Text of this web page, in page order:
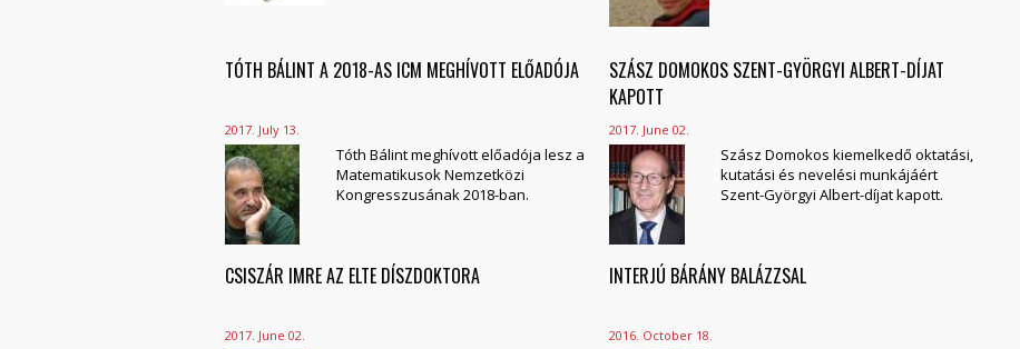
TÓTH BÁLINT A 2018-AS ICM MEGHÍVOTT ELŐADÓJA
2017. July 13.
Tóth Bálint meghívott előadója lesz a
Matematikusok Nemzetközi
Kongresszusának 2018-ban.
SZÁSZ DOMOKOS SZENT-GYÖRGYI ALBERT-DÍJAT
KAPOTT
2017. June 02.
Szász Domokos kiemelkedő oktatási,
kutatási és nevelési munkájáért
Szent-Györgyi Albert-díjat kapott.
CSISZÁR IMRE AZ ELTE DÍSZDOKTORA
2017. June 02.
INTERJÚ BÁRÁNY BALÁZZSAL
2016. October 18.